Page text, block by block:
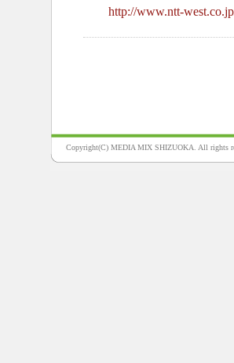
http://www.ntt-
Copyright(C) MEDIA MIX SHIZUOKA. All rights